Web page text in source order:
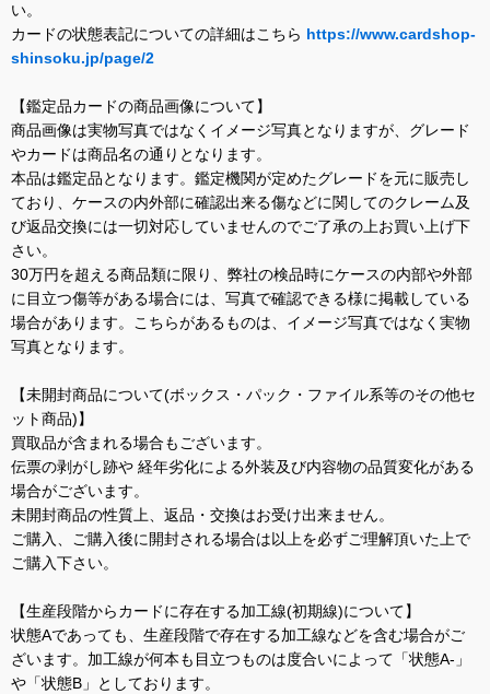
い。
カードの状態表記についての詳細はこちら https://www.cardshop-
shinsoku.jp/page/2
【鑑定品カードの商品画像について】
商品画像は実物写真ではなくイメージ写真となりますが、グレード
やカードは商品名の通りとなります。
本品は鑑定品となります。鑑定機関が定めたグレードを元に販売し
ており、ケースの内外部に確認出来る傷などに関してのクレーム及
び返品交換には一切対応していませんのでご了承の上お買い上げ下
さい。
30万円を超える商品類に限り、弊社の検品時にケースの内部や外部
に目立つ傷等がある場合には、写真で確認できる様に掲載している
場合があります。こちらがあるものは、イメージ写真ではなく実物
写真となります。
【未開封商品について(ボックス・パック・ファイル系等のその他セ
ット商品)】
買取品が含まれる場合もございます。
伝票の剥がし跡や 経年劣化による外装及び内容物の品質変化がある
場合がございます。
未開封商品の性質上、返品・交換はお受け出来ません。
ご購入、ご購入後に開封される場合は以上を必ずご理解頂いた上で
ご購入下さい。
【生産段階からカードに存在する加工線(初期線)について】
状態Aであっても、生産段階で存在する加工線などを含む場合がご
ざいます。加工線が何本も目立つものは度合いによって「状態A-」
や「状態B」としております。